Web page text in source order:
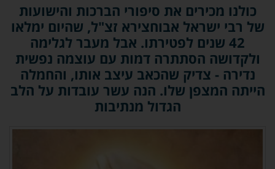
כולנו מכירים את סיפורי הברכות והישועות
של רבי ישראל אבוחצירא זצ"ל, שהיום ימלאו
42 שנים לפטירתו. אבל מעבר לגלימה
ולקדושה הסתתרה דמות עם עוצמה נפשית
נדירה - צדיק שהכאב עיצב אותו, והחמלה
הייתה המצפן שלו. הנה עשר עובדות על הלב
הגדול מנתיבות